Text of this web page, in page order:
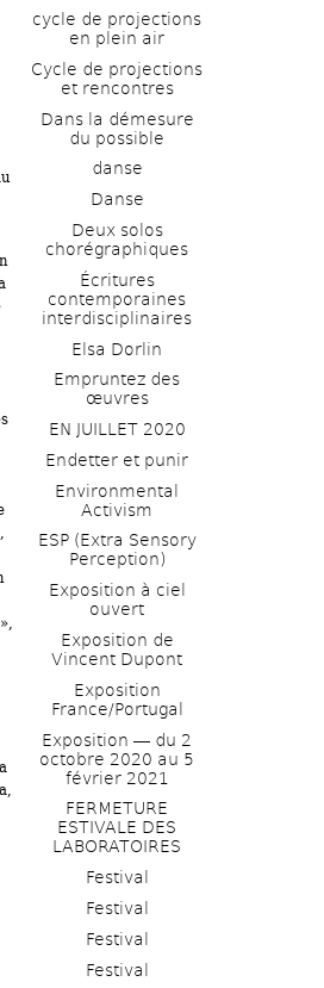
cycle de projections
en plein air
Cycle de projections
et rencontres
Dans la démesure
du possible
danse
Danse
Deux solos
chorégraphiques
Écritures
contemporaines
interdisciplinaires
Elsa Dorlin
Empruntez des
œuvres
EN JUILLET 2020
Endetter et punir
Environmental
Activism
ESP (Extra Sensory
Perception)
Exposition à ciel
ouvert
Exposition de
Vincent Dupont
Exposition
France/Portugal
Exposition ― du 2
octobre 2020 au 5
février 2021
FERMETURE
ESTIVALE DES
LABORATOIRES
Festival
Festival
Festival
Festival